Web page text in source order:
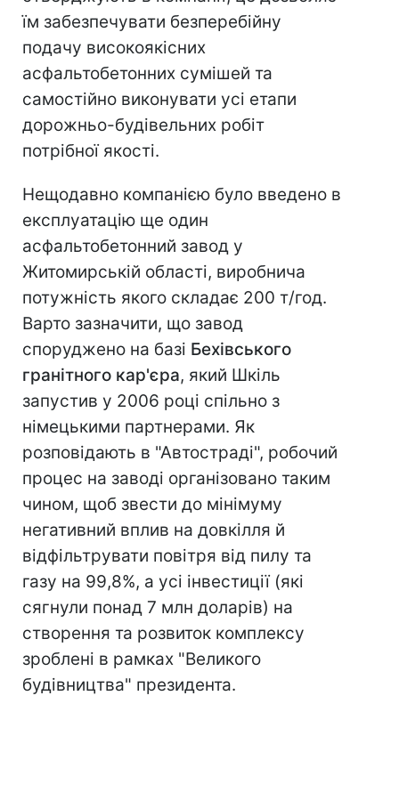
їм забезпечувати безперебійну
подачу високоякісних
асфальтобетонних сумішей та
самостійно виконувати усі етапи
дорожньо-будівельних робіт
потрібної якості.
Нещодавно компанією було введено в
експлуатацію ще один
асфальтобетонний завод у
Житомирській області, виробнича
потужність якого складає 200 т/год.
Варто зазначити, що завод
споруджено на базі Бехівського
гранітного кар'єра, який Шкіль
запустив у 2006 році спільно з
німецькими партнерами. Як
розповідають в "Автостраді", робочий
процес на заводі організовано таким
чином, щоб звести до мінімуму
негативний вплив на довкілля й
відфільтрувати повітря від пилу та
газу на 99,8%, а усі інвестиції (які
сягнули понад 7 млн доларів) на
створення та розвиток комплексу
зроблені в рамках "Великого
будівництва" президента.